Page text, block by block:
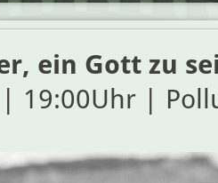
ein Gott zu
19:00Uhr |